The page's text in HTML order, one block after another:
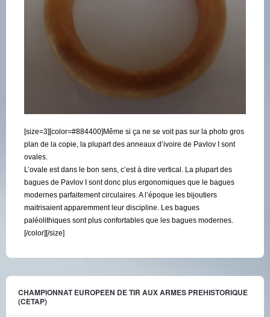
[size=3][color=#884400]Même si ça ne se voit pas sur la photo gros
plan de la copie, la plupart des anneaux d’ivoire de Pavlov I sont
ovales.
L’ovale est dans le bon sens, c’est à dire vertical. La plupart des
bagues de Pavlov I sont donc plus ergonomiques que le bagues
modernes parfaitement circulaires. A l’époque les bijoutiers
maitrisaient apparemment leur discipline. Les bagues
paléolithiques sont plus confortables que les bagues modernes.
[/color][/size]
CHAMPIONNAT EUROPEEN DE TIR AUX ARMES PREHISTORIQUE
(CETAP)